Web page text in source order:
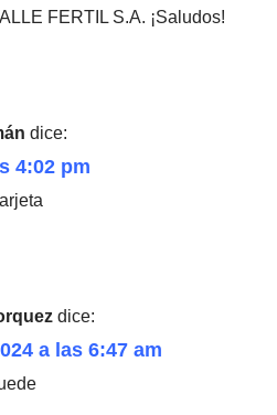
FERTIL S.A. ¡Saludos!
dice:
4:02 pm
dice:
a las 6:47 am